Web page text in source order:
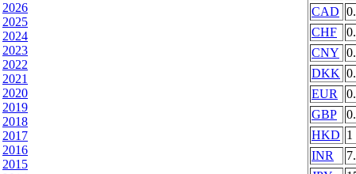
2026
2025
2024
2023
2022
2021
2020
2019
2018
2017
2016
2015
CAD
CHF
CNY
DKK
EUR
GBP
HKD 1
INR